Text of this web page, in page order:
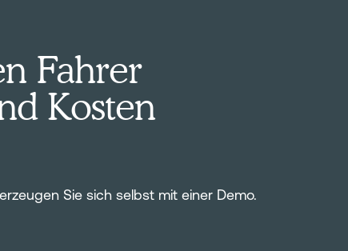
Fahrer
Kosten
Sie sich selbst mit einer Demo.